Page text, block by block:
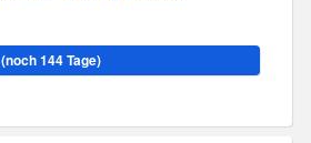
(noch 144 Tage)